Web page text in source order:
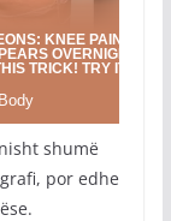
shumë
por edhe